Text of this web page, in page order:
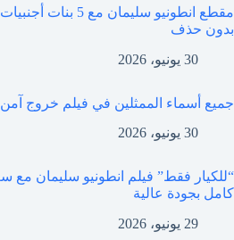
بدون حذف
30 يونيو، 2026
جميع أسماء الممثلين في فيلم خروج آمن 2026 وطاقم العمل
30 يونيو، 2026
كامل بجودة عالية
29 يونيو، 2026